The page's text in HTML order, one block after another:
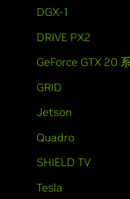
DGX-1
DRIVE PX2
GeForce GTX 20
GRID
Jetson
Quadro
SHIELD TV
Tesla